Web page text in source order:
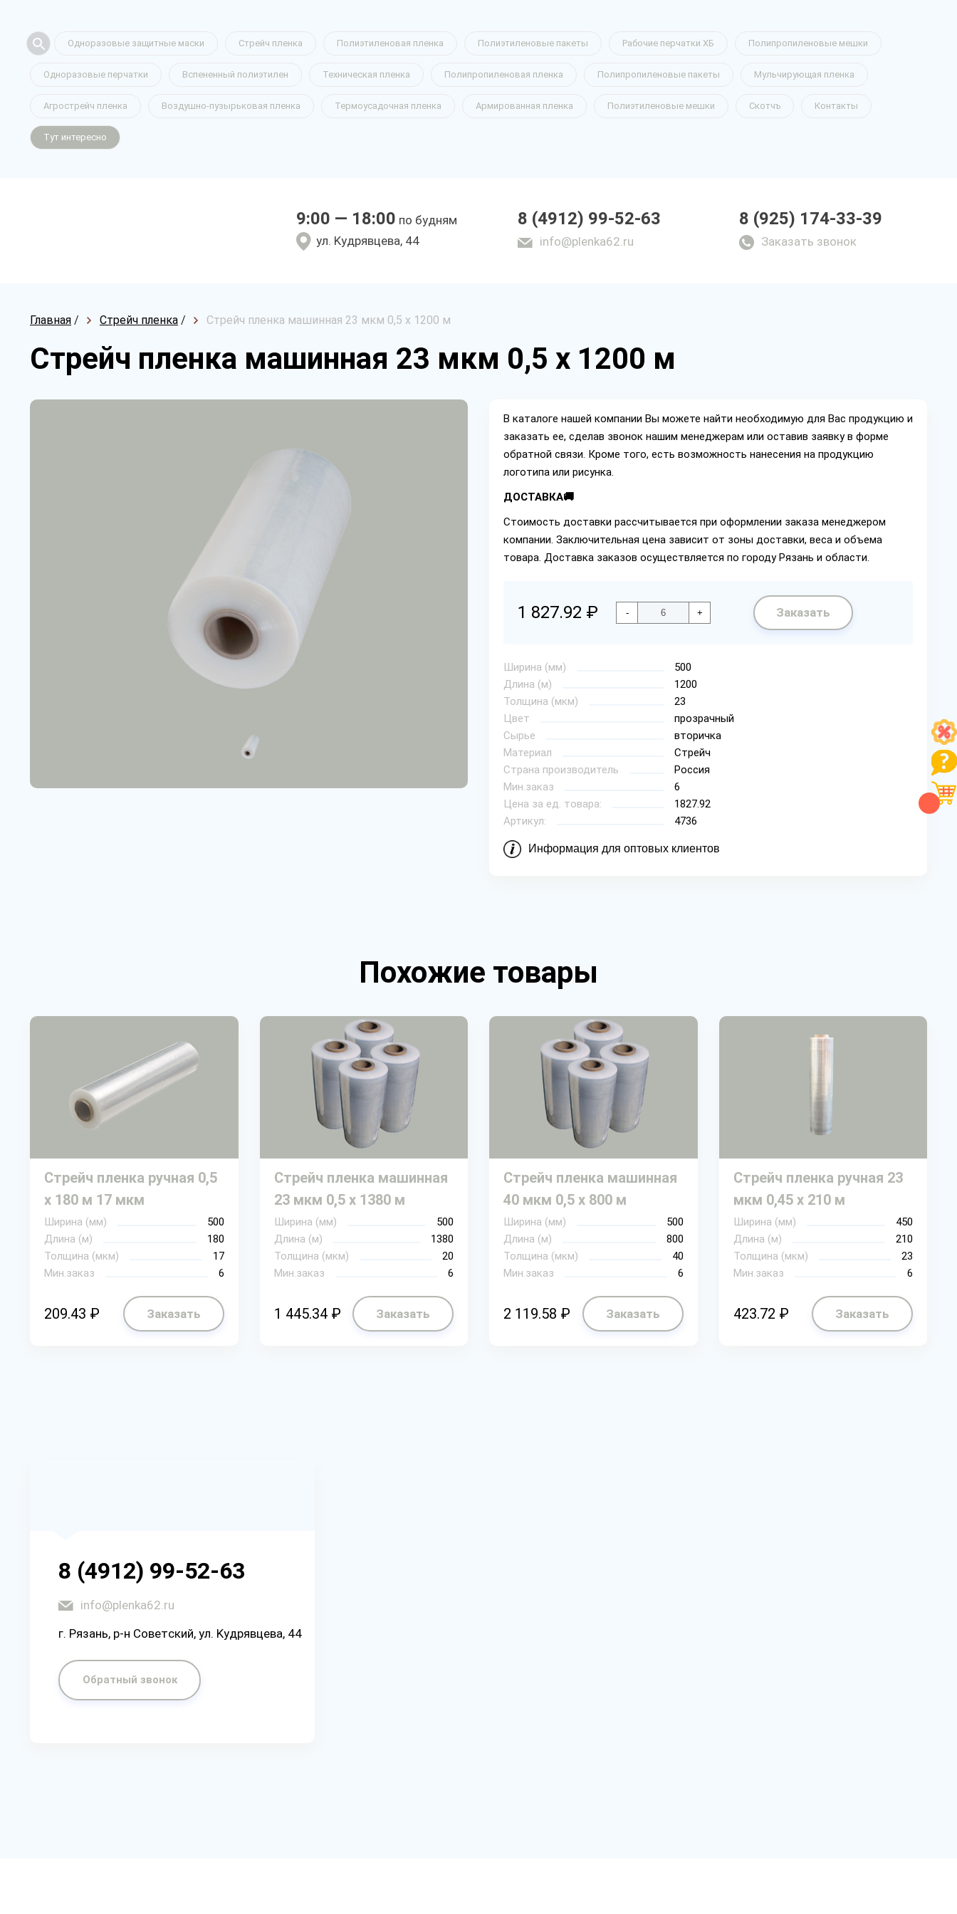
Одноразовые защитные маски Стрейч пленка Полиэтиленовая пленка Полиэтиленовые пакеты Рабочие перчатки ХБ Полипропиленовые мешки
Одноразовые перчатки Вспененный полиэтилен Техническая пленка Полипропиленовая пленка Полипропиленовые пакеты Мульчирующая пленка
Агрострейч пленка Воздушно-пузырьковая пленка Термоусадочная пленка Армированная пленка Полиэтиленовые мешки Скотчъ Контакты
Тут интересно
9:00 — 18:00 по будням
yл. Kyдpявцeвa, 44
8 (4912) 99-52-63
info@plenka62.ru
8 (925) 174-33-39
Заказать звонок
Главная / Стрейч пленка / Стрейч пленка машинная 23 мкм 0,5 х 1200 м
Стрейч пленка машинная 23 мкм 0,5 х 1200 м
В каталоге нашей компании Вы можете найти необходимую для Вас продукцию и
заказать ее, сделав звонок нашим менеджерам или оставив заявку в форме
обратной связи. Кроме того, есть возможность нанесения на продукцию
логотипа или рисунка.
ДОСТАВКА🚚
Стоимость доставки рассчитывается при оформлении заказа менеджером
компании. Заключительная цена зависит от зоны доставки, веса и объема
товара. Доставка заказов осуществляется по городу Рязань и области.
1 827.92 ₽ - + Заказать
Ширина (мм)
500
Длина (м)
1200
Толщина (мкм)
23
Цвет
прозрачный
Сырье
вторичка
Материал
Стрейч
Страна производитель
Россия
Мин.заказ
6
Цена за ед. товара:
1827.92
Артикул:
4736
Информация для оптовых клиентов
Похожие товары
Стрейч пленка ручная 0,5
х 180 м 17 мкм
Ширина (мм)
500
Длина (м)
180
Толщина (мкм)
17
Мин.заказ
6
209.43 ₽ Заказать
Стрейч пленка машинная
23 мкм 0,5 х 1380 м
Ширина (мм)
500
Длина (м)
1380
Толщина (мкм)
20
Мин.заказ
6
1 445.34 ₽ Заказать
Стрейч пленка машинная
40 мкм 0,5 х 800 м
Ширина (мм)
500
Длина (м)
800
Толщина (мкм)
40
Мин.заказ
6
2 119.58 ₽ Заказать
Стрейч пленка ручная 23
мкм 0,45 х 210 м
Ширина (мм)
450
Длина (м)
210
Толщина (мкм)
23
Мин.заказ
6
423.72 ₽ Заказать
8 (4912) 99-52-63
info@plenka62.ru
г. Рязaнь, p-н Coвeтcкий, yл. Kyдpявцeвa, 44
Обратный звонок